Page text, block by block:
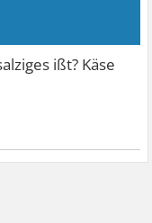
ißt? Käse